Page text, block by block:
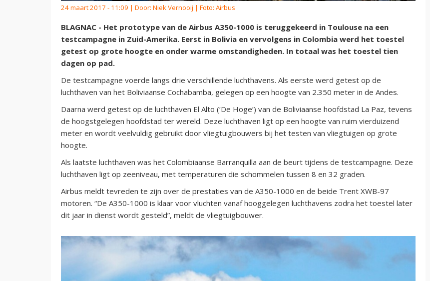
24 maart 2017 - 11:09 | Door: Niek Vernooij | Foto: Airbus
BLAGNAC - Het prototype van de Airbus A350-1000 is teruggekeerd in Toulouse na een
testcampagne in Zuid-Amerika. Eerst in Bolivia en vervolgens in Colombia werd het toestel
getest op grote hoogte en onder warme omstandigheden. In totaal was het toestel tien
dagen op pad.
De testcampagne voerde langs drie verschillende luchthavens. Als eerste werd getest op de
luchthaven van het Boliviaanse Cochabamba, gelegen op een hoogte van 2.350 meter in de Andes.
Daarna werd getest op de luchthaven El Alto (‘De Hoge’) van de Boliviaanse hoofdstad La Paz, tevens
de hoogstgelegen hoofdstad ter wereld. Deze luchthaven ligt op een hoogte van ruim vierduizend
meter en wordt veelvuldig gebruikt door vliegtuigbouwers bij het testen van vliegtuigen op grote
hoogte.
Als laatste luchthaven was het Colombiaanse Barranquilla aan de beurt tijdens de testcampagne. Deze
luchthaven ligt op zeeniveau, met temperaturen die schommelen tussen 8 en 32 graden.
Airbus meldt tevreden te zijn over de prestaties van de A350-1000 en de beide Trent XWB-97
motoren. “De A350-1000 is klaar voor vluchten vanaf hooggelegen luchthavens zodra het toestel later
dit jaar in dienst wordt gesteld”, meldt de vliegtuigbouwer.